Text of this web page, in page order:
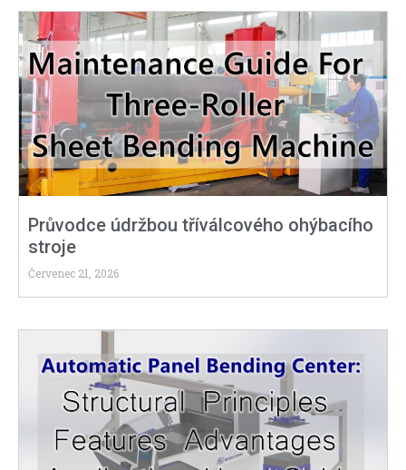
Průvodce údržbou tříválcového ohýbacího
stroje
Červenec 21, 2026